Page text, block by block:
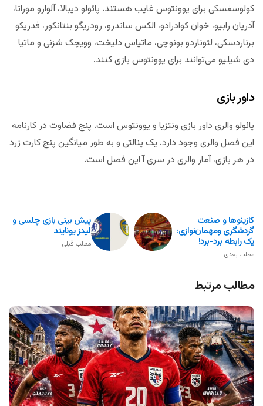
کولوسفسکی برای یوونتوس غایب هستند. پائولو دیبالا، آلوارو موراتا،
آدریان رابیو، خوان کوادرادو، الکس ساندرو، رودریگو بنتانکور، فدریکو
برناردسکی، لئوناردو بونوچی، ماتیاس دلیخت، وویچک شزنی و ماتیا
دی شیلیو می‌توانند برای یوونتوس بازی کنند.
داور بازی
پائولو والری داور بازی ونتزیا و یوونتوس است. پنج قضاوت در کارنامه
این فصل والری وجود دارد. یک پنالتی و به طور میانگین پنج کارت زرد
در هر بازی، آمار والری در سری آ این فصل است.
پیش بینی بازی چلسی و
لیدز یونایتد
مطلب قبلی
کازینوها و صنعت
گردشگری ومهمان‌نوازی:
یک رابطه برد-برد!
مطلب بعدی
مطالب مرتبط